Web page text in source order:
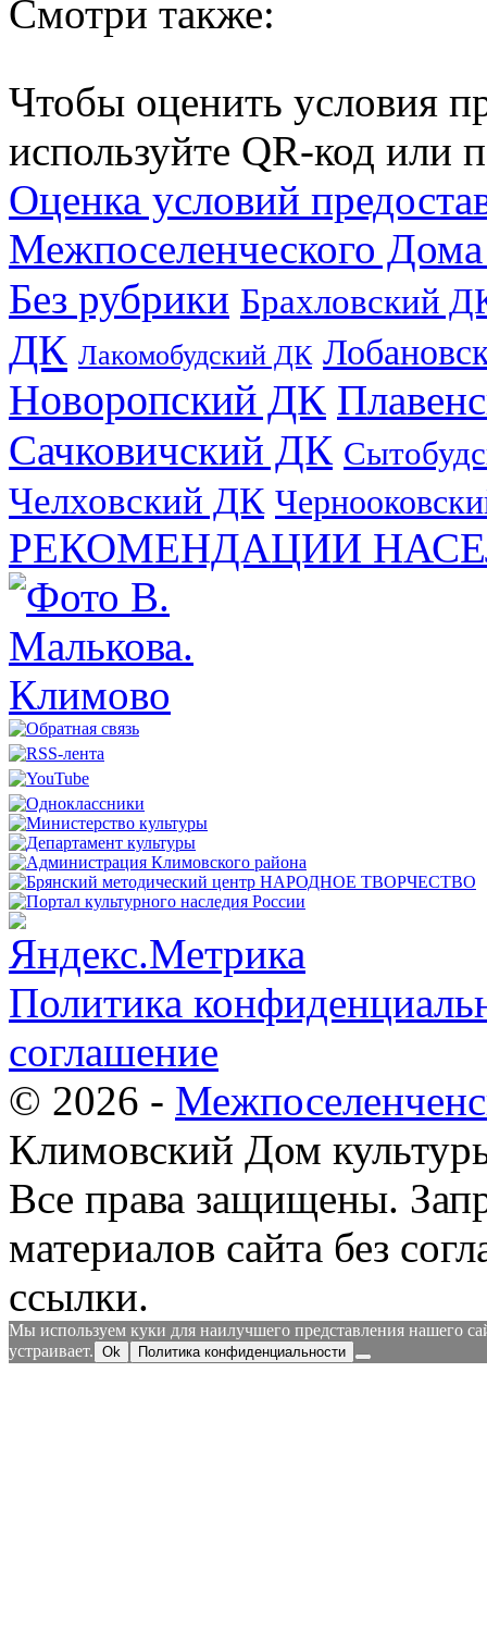
Смотри также:
Чтобы оценить условия
используйте QR-код или
Оценка условий
Межпоселенческого
Без рубрики Брахловский
ДК Лакомобудский ДК
Новоропский ДК
Сачковичский ДК
Челховский ДК
РЕКОМЕНДАЦИИ
Политика
соглашение
© 2026 -
Климовский Дом
Все права защищены.
материалов сайта без
ссылки.
Мы используем куки для наилучшего представления нашего
устраивает. Ok Политика конфиденциальности